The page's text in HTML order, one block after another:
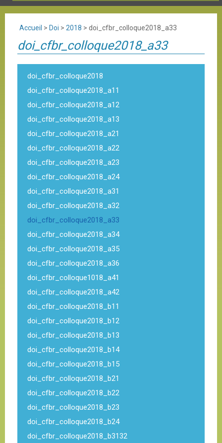
Accueil > Doi > 2018 > doi_cfbr_colloque2018_a33
doi_cfbr_colloque2018_a33
doi_cfbr_colloque2018
doi_cfbr_colloque2018_a11
doi_cfbr_colloque2018_a12
doi_cfbr_colloque2018_a13
doi_cfbr_colloque2018_a21
doi_cfbr_colloque2018_a22
doi_cfbr_colloque2018_a23
doi_cfbr_colloque2018_a24
doi_cfbr_colloque2018_a31
doi_cfbr_colloque2018_a32
doi_cfbr_colloque2018_a33
doi_cfbr_colloque2018_a34
doi_cfbr_colloque2018_a35
doi_cfbr_colloque2018_a36
doi_cfbr_colloque1018_a41
doi_cfbr_colloque2018_a42
doi_cfbr_colloque2018_b11
doi_cfbr_colloque2018_b12
doi_cfbr_colloque2018_b13
doi_cfbr_colloque2018_b14
doi_cfbr_colloque2018_b15
doi_cfbr_colloque2018_b21
doi_cfbr_colloque2018_b22
doi_cfbr_colloque2018_b23
doi_cfbr_colloque2018_b24
doi_cfbr_colloque2018_b3132